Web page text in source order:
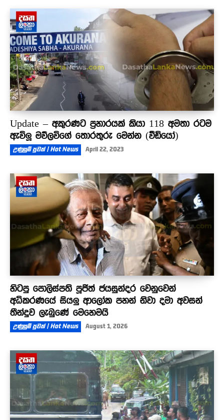
Update – අකුරණට ප්‍රහාරයක් කියා 118 අමතා රටම
ඇවිලූ මව්ලවිගේ තොරතුරු මෙන්න (වීඩියෝ)
උණුසුම් පුවත් | Hot News April 22, 2023
හිටපු පොලිස්පති පූජිත් ජයසුන්දර වෙනුවෙන්
අධිකරණයේ සියලු ආලෝක පහන් නිවා දමා අවසන්
තීන්දුව ලැබුණේ මෙහෙමයි
උණුසුම් පුවත් | Hot News August 1, 2026